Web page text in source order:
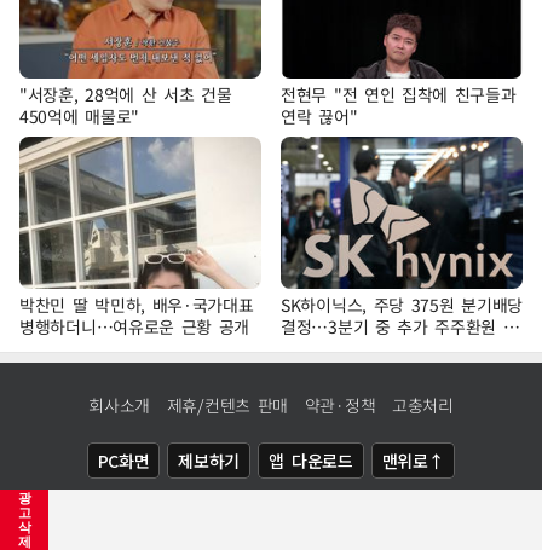
광
고
삭
제
"서장훈, 28억에 산 서초 건물
450억에 매물로"
전현무 "전 연인 집착에 친구들과
연락 끊어"
박찬민 딸 박민하, 배우·국가대표
병행하더니…여유로운 근황 공개
SK하이닉스, 주당 375원 분기배당
결정…3분기 중 추가 주주환원 발
표
회사소개 제휴/컨텐츠 판매 약관·정책 고충처리
PC화면 제보하기 앱 다운로드 맨위로↑